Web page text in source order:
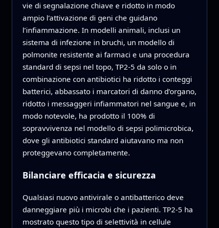
vie di segnalazione chiave e ridotto in modo
ampio l’attivazione di geni che guidano
l’infiammazione. In modelli animali, inclusi un
sistema di infezione in bruchi, un modello di
polmonite resistente ai farmaci e una procedura
standard di sepsi nel topo, TP2‑5 da solo o in
combinazione con antibiotici ha ridotto i conteggi
batterici, abbassato i marcatori di danno d’organo,
ridotto i messaggeri infiammatori nel sangue e, in
modo notevole, ha prodotto il 100% di
sopravvivenza nel modello di sepsi polimicrobica,
dove gli antibiotici standard aiutavano ma non
proteggevano completamente.
Bilanciare efficacia e sicurezza
Qualsiasi nuovo antivirale o antibatterico deve
danneggiare più i microbi che i pazienti. TP2‑5 ha
mostrato questo tipo di selettività in cellule